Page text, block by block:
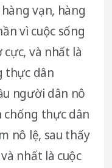
vạn, hàng
vì cuộc sống
và nhất là
thực dân
người dân nô
chống thực dân
nô lệ, sau thấy
nhất là cuộc